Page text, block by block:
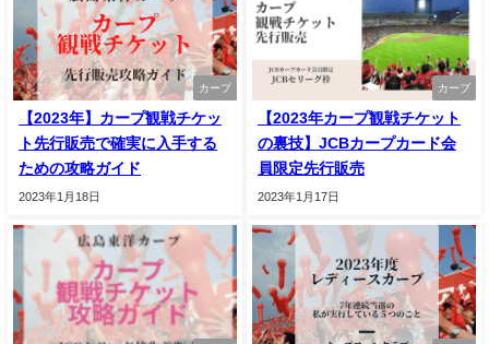
カープ
【2023年】カープ観戦チケッ
ト先行販売で確実に入手する
ための攻略ガイド
2023年1月18日
カープ
【2023年カープ観戦チケット
の裏技】JCBカープカード会
員限定先行販売
2023年1月17日